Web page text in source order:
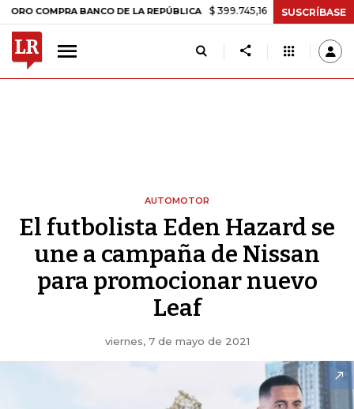
BANCO DE LA REPÚBLICA $ 399.745,16 +$ 2.295,71 +0,58%
SUSCRÍBASE
AUTOMOTOR
El futbolista Eden Hazard se
une a campaña de Nissan
para promocionar nuevo
Leaf
viernes, 7 de mayo de 2021